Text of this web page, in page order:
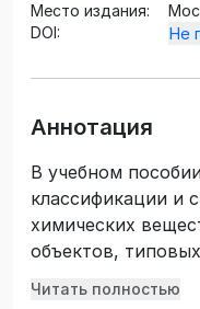
Место издания:
DOI:
Не
Аннотация
В учебном
классификации и
химических
объектов,
на них. Описаны
Читать полностью